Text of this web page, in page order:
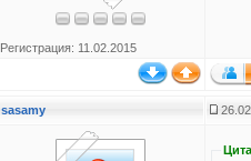
Регистрация: 11.02.2015
sasamy